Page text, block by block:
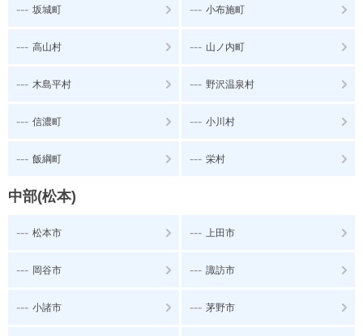
--- 坂城町 --- 小布施町
--- 高山村 --- 山ノ内町
--- 木島平村 --- 野沢温泉村
--- 信濃町 --- 小川村
--- 飯綱町 --- 栄村
中部(松本)
--- 松本市 --- 上田市
--- 岡谷市 --- 諏訪市
--- 小諸市 --- 茅野市